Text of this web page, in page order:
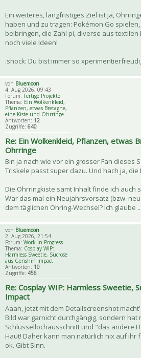
Ein weiteres, langfristiges Ziel ist ja,
haben und zu tragen: Pokémon Go
beibringen, die Zahl pi, diverse aus textilen
noch viele Ideen!
:shock: Du bist immer so
von Bluemoon
4. Aug 2026, 09:43
Forum: Fertige Projekte
Thema: Ein Wolkenkleid,
Pflanzen, etwas Bretagne,
eine Kiste und Ohrringe
Antworten: 12
Zugriffe: 640
Re: Ein Wolkenkleid, Pflanzen, etwas
Ohrringe
Bin ja nach wie vor ein grosser Fan dieses
Triskele passt super dazu. Und hach ja,
Die Ohrringkiste samt Inhalt finde ich auch
War das mal ein Neujahrsvorsatz (bzw.
dem täglichen Ohring-Wechsel? Ich glaube ...
von Bluemoon
2. Aug 2026, 21:54
Forum: Work in Progress
Thema: Cosplay WIP:
Harmless Sweetie, Sucrose
aus Genshin Impact
Antworten: 10
Zugriffe: 456
Re: Cosplay WIP: Harmless Sweetie,
Impact
Aaah, jetzt mit dem Detailscreenshot
Bild war garnicht durchgängig, sondern hat
Schlüssellochausschnitt und "das andere
Haut! Daher kann man natürlich nix auf ihr
ok. Gibt Sinn.